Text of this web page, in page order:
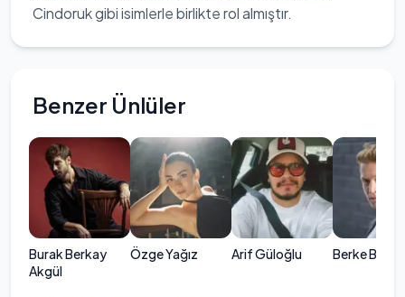
Cindoruk gibi isimlerle birlikte rol almıştır.
Benzer Ünlüler
Burak Berkay
Akgül
Özge Yağız Arif Güloğlu Berke Bük